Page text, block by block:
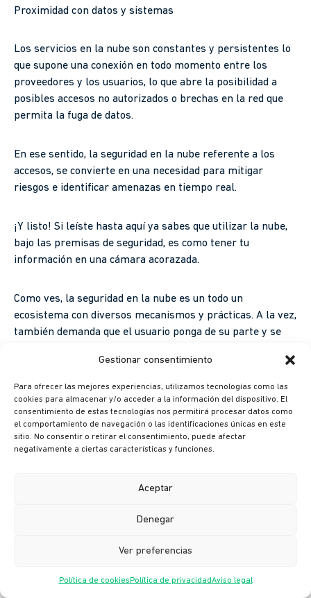
Gestionar consentimiento
Para ofrecer las mejores experiencias, utilizamos tecnologías como las
cookies para almacenar y/o acceder a la información del dispositivo. El
consentimiento de estas tecnologías nos permitirá procesar datos como
el comportamiento de navegación o las identificaciones únicas en este
sitio. No consentir o retirar el consentimiento, puede afectar
negativamente a ciertas características y funciones.
Aceptar
Denegar
Ver preferencias
Política de cookies Política de privacidadAviso legal
Proximidad con datos y sistemas
Los servicios en la nube son constantes y persistentes lo
que supone una conexión en todo momento entre los
proveedores y los usuarios, lo que abre la posibilidad a
posibles accesos no autorizados o brechas en la red que
permita la fuga de datos.
En ese sentido, la seguridad en la nube referente a los
accesos, se convierte en una necesidad para mitigar
riesgos e identificar amenazas en tiempo real.
¡Y listo! Si leíste hasta aquí ya sabes que utilizar la nube,
bajo las premisas de seguridad, es como tener tu
información en una cámara acorazada.
Como ves, la seguridad en la nube es un todo un
ecosistema con diversos mecanismos y prácticas. A la vez,
también demanda que el usuario ponga de su parte y se
¿Te gustó esta lectura? Suscríbete a nuestro blog y
mantente al día en todo lo que necesitas saber seguridad
en la nube.